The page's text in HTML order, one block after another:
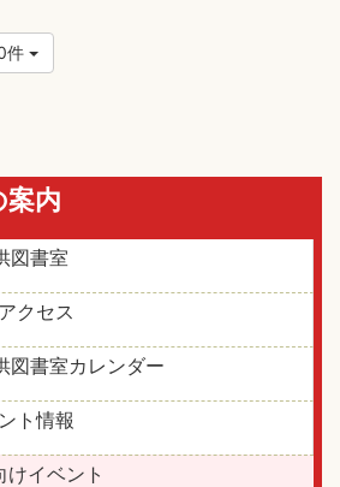
件
案内
図書室
クセス
図書室カレンダー
ト情報
けイベント